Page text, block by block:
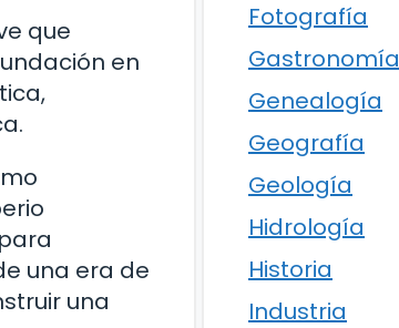
que
en
una era de
una
Fotografía
Gastronomía
Genealogía
Geografía
Geología
Hidrología
Historia
Industria